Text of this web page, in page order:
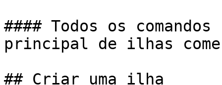
#### Todos os
principal de ilhas
## Criar uma ilha